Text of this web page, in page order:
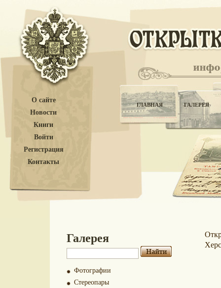
О сайте
Новости
Книги
Войти
Регистрация
Контакты
ГЛАВНАЯ ГАЛЕРЕЯ
Галерея
Фотографии
Стереопары